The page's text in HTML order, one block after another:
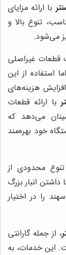
با ارائه مزایای
تنوع بالا و
می‌شود.
قطعات غیراصلی
استفاده از این
هزینه‌های
با ارائه قطعات
می‌دهد که
خود بهره‌مند
محدودی از
داشتن انبار بزرگ
را در اختیار
، از جمله گارانتی
این خدمات، به